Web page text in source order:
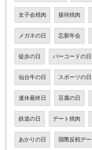
女子会焼肉 接待焼肉
メガネの日 忘新年会
徒歩の日 バーコードの日
仙台牛の日 スポーツの日
連休最終日 豆腐の日
鉄道の日 デート焼肉
あかりの日 国際反戦デー